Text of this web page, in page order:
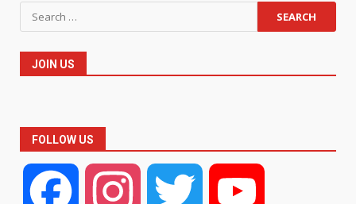
Search
for:
JOIN US
FOLLOW US
Facebook Instagram Twitter